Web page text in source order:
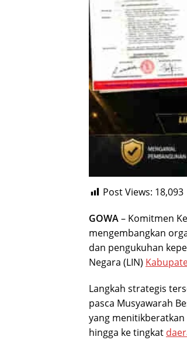
Post Views: 18,093
GOWA– Komitmen
mengembangkan
dan pengukuhan
Negara (LIN)
Langkah strategis
pasca Musyawarah
yang
hingga ke tingkat